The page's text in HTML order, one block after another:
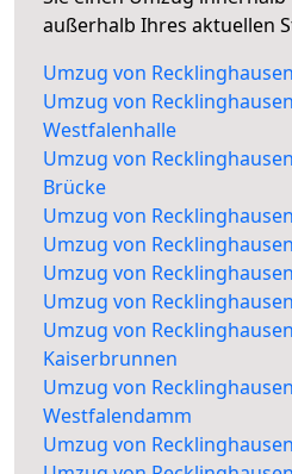
außerhalb Ihres aktuellen
Umzug von
Umzug von
Westfalenhalle
Umzug von
Brücke
Umzug von
Umzug von
Umzug von
Umzug von
Umzug von
Kaiserbrunnen
Umzug von
Westfalendamm
Umzug von